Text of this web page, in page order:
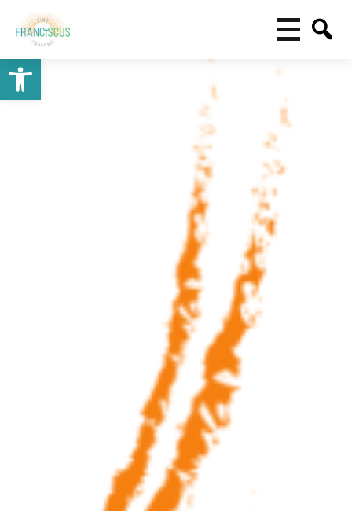
Toolbar openen